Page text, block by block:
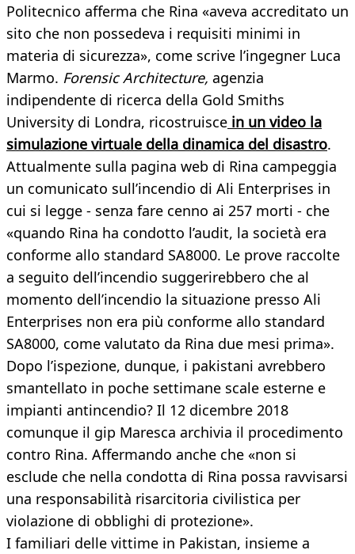
Politecnico afferma che Rina «aveva accreditato un
sito che non possedeva i requisiti minimi in
materia di sicurezza», come scrive l’ingegner Luca
Marmo. Forensic Architecture, agenzia
indipendente di ricerca della Gold Smiths
University di Londra, ricostruisce in un video la
simulazione virtuale della dinamica del disastro.
Attualmente sulla pagina web di Rina campeggia
un comunicato sull’incendio di Ali Enterprises in
cui si legge - senza fare cenno ai 257 morti - che
«quando Rina ha condotto l’audit, la società era
conforme allo standard SA8000. Le prove raccolte
a seguito dell’incendio suggerirebbero che al
momento dell’incendio la situazione presso Ali
Enterprises non era più conforme allo standard
SA8000, come valutato da Rina due mesi prima».
Dopo l’ispezione, dunque, i pakistani avrebbero
smantellato in poche settimane scale esterne e
impianti antincendio? Il 12 dicembre 2018
comunque il gip Maresca archivia il procedimento
contro Rina. Affermando anche che «non si
esclude che nella condotta di Rina possa ravvisarsi
una responsabilità risarcitoria civilistica per
violazione di obblighi di protezione».
I familiari delle vittime in Pakistan, insieme a